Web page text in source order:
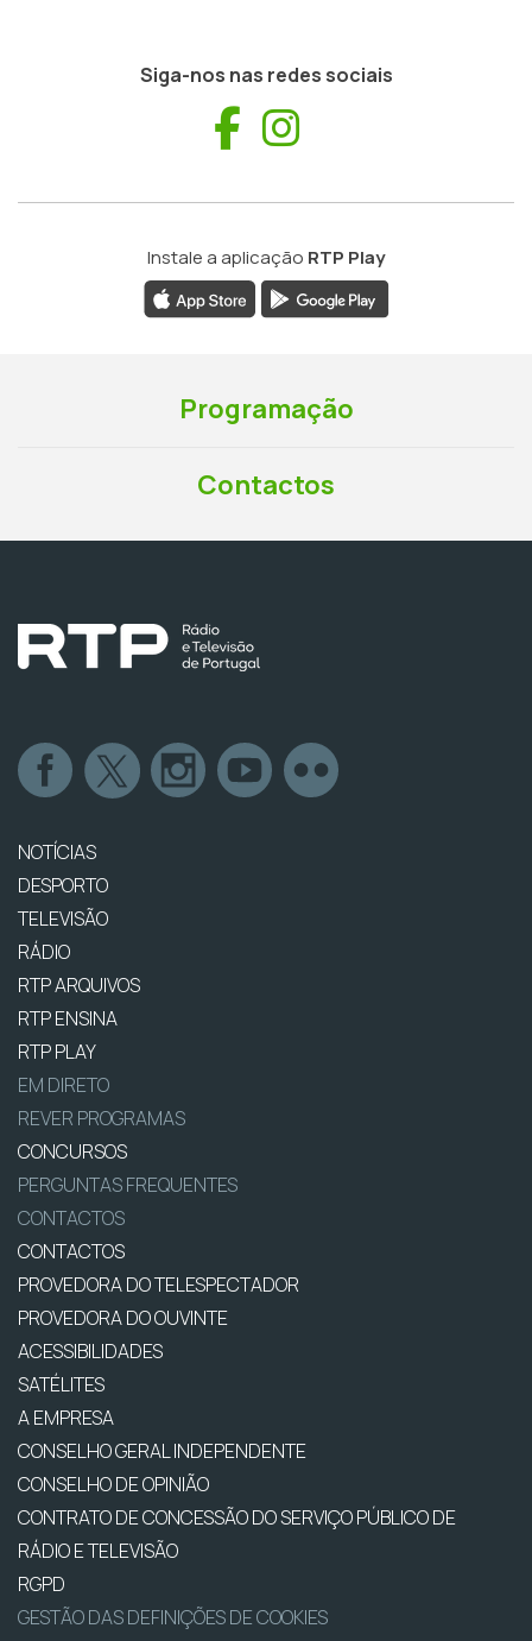
Siga-nos nas redes sociais
Facebook
Instale a aplicação RTP Play
Programação
Contactos
NOTÍCIAS
DESPORTO
TELEVISÃO
RÁDIO
RTP ARQUIVOS
RTP ENSINA
RTP PLAY
EM DIRETO
REVER PROGRAMAS
CONCURSOS
PERGUNTAS FREQUENTES
CONTACTOS
CONTACTOS
PROVEDORA DO TELESPECTADOR
PROVEDORA DO OUVINTE
ACESSIBILIDADES
SATÉLITES
A EMPRESA
CONSELHO GERAL INDEPENDENTE
CONSELHO DE OPINIÃO
CONTRATO DE CONCESSÃO DO SERVIÇO PÚBLICO DE
RÁDIO E TELEVISÃO
RGPD
GESTÃO DAS DEFINIÇÕES DE COOKIES